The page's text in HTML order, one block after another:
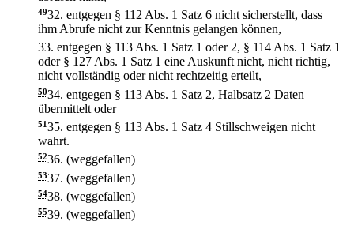
4932. entgegen § 112 Abs. 1 Satz 6 nicht sicherstellt, dass
ihm Abrufe nicht zur Kenntnis gelangen können,
33. entgegen § 113 Abs. 1 Satz 1 oder 2, § 114 Abs. 1 Satz 1
oder § 127 Abs. 1 Satz 1 eine Auskunft nicht, nicht richtig,
nicht vollständig oder nicht rechtzeitig erteilt,
5034. entgegen § 113 Abs. 1 Satz 2, Halbsatz 2 Daten
übermittelt oder
51 35. entgegen § 113 Abs. 1 Satz 4 Stillschweigen nicht
wahrt.
5236. (weggefallen)
5337. (weggefallen)
5438. (weggefallen)
5539. (weggefallen)